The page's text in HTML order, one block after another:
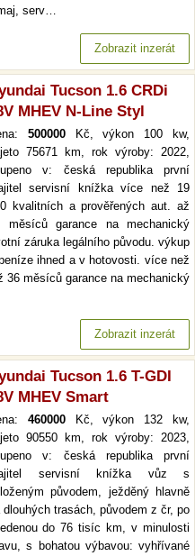
serv…
Zobrazit inzerát
Tucson 1.6 CRDi
MHEV N-Line Styl
500000Kč, výkon 100 kw,
75671 km, rok výroby: 2022,
v: česká republika první
servisní knížka více než 19
kvalitních a prověřených aut. až
měsíců garance na mechanický
záruka legálního původu. výkup
ihned a v hotovosti. více než
36 měsíců garance na mechanický
Zobrazit inzerát
Tucson 1.6 T-GDI
MHEV Smart
460000Kč, výkon 132 kw,
90550 km, rok výroby: 2023,
v: česká republika první
servisní knížka vůz s
původem, ježděný hlavně
dlouhých trasách, původem z čr, po
do 76 tisíc km, v minulosti
s bohatou výbavou: vyhřívané